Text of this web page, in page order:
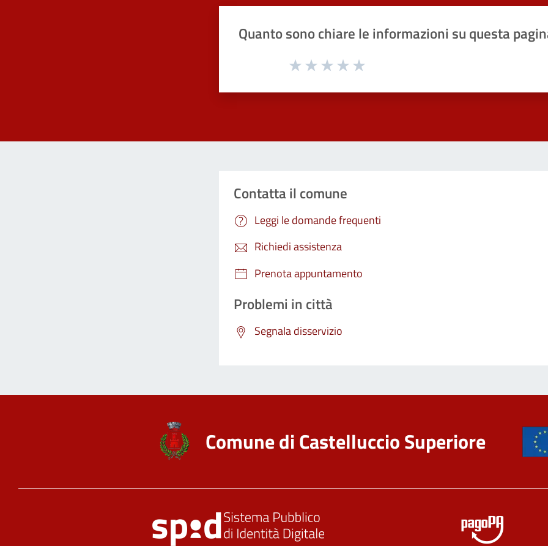
Quanto sono chiare le informazioni su questa
Valuta da 1 a 5 stelle la pagina
Contatta il comune
Leggi le domande frequenti
Richiedi assistenza
Prenota appuntamento
Problemi in città
Segnala disservizio
Comune di Castelluccio Superiore